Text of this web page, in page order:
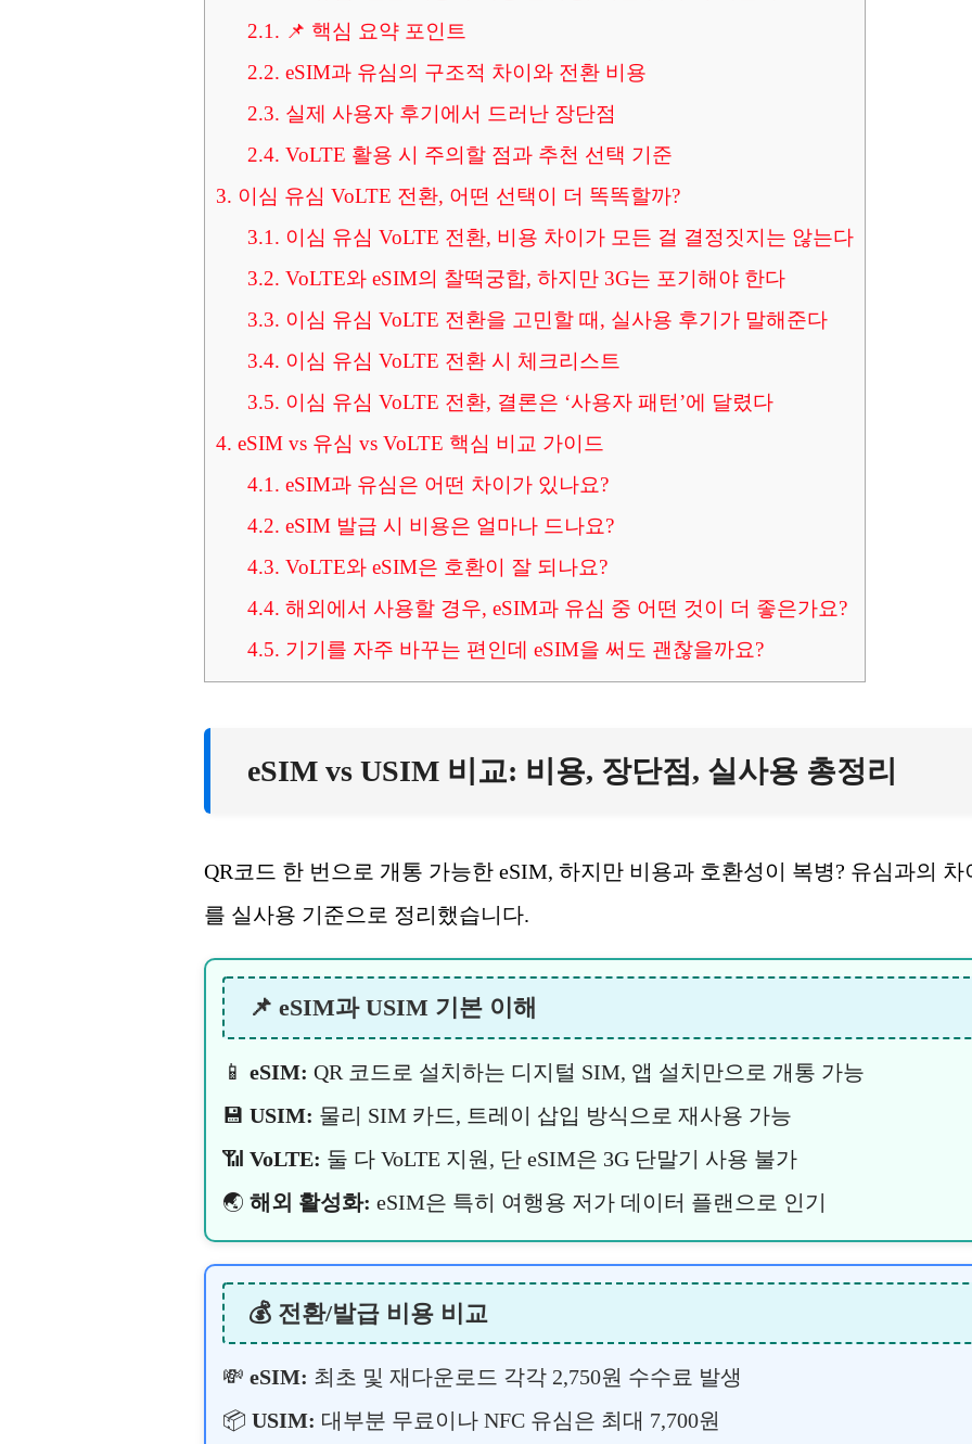
2.1. 📌 핵심 요약 포인트
2.2. eSIM과 유심의 구조적 차이와 전환 비용
2.3. 실제 사용자 후기에서 드러난 장단점
2.4. VoLTE 활용 시 주의할 점과 추천 선택 기준
3. 이심 유심 VoLTE 전환, 어떤 선택이 더 똑똑할까?
3.1. 이심 유심 VoLTE 전환, 비용 차이가 모든 걸 결정짓지는 않는다
3.2. VoLTE와 eSIM의 찰떡궁합, 하지만 3G는 포기해야 한다
3.3. 이심 유심 VoLTE 전환을 고민할 때, 실사용 후기가 말해준다
3.4. 이심 유심 VoLTE 전환 시 체크리스트
3.5. 이심 유심 VoLTE 전환, 결론은 ‘사용자 패턴’에 달렸다
4. eSIM vs 유심 vs VoLTE 핵심 비교 가이드
4.1. eSIM과 유심은 어떤 차이가 있나요?
4.2. eSIM 발급 시 비용은 얼마나 드나요?
4.3. VoLTE와 eSIM은 호환이 잘 되나요?
4.4. 해외에서 사용할 경우, eSIM과 유심 중 어떤 것이 더 좋은가요?
4.5. 기기를 자주 바꾸는 편인데 eSIM을 써도 괜찮을까요?
eSIM vs USIM 비교: 비용, 장단점, 실사용 총정리
QR코드 한 번으로 개통 가능한 eSIM, 하지만 비용과 호환성이 복병? 유심과의 차
를 실사용 기준으로 정리했습니다.
📌 eSIM과 USIM 기본 이해
📱 eSIM: QR 코드로 설치하는 디지털 SIM, 앱 설치만으로 개통 가능
💾 USIM: 물리 SIM 카드, 트레이 삽입 방식으로 재사용 가능
📶 VoLTE: 둘 다 VoLTE 지원, 단 eSIM은 3G 단말기 사용 불가
🌏 해외 활성화: eSIM은 특히 여행용 저가 데이터 플랜으로 인기
💰 전환/발급 비용 비교
💸 eSIM: 최초 및 재다운로드 각각 2,750원 수수료 발생
📦 USIM: 대부분 무료이나 NFC 유심은 최대 7,700원